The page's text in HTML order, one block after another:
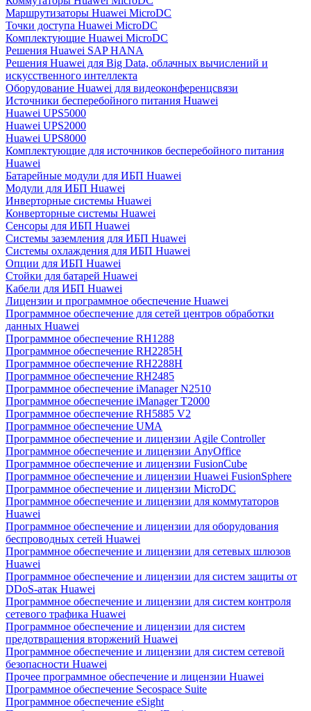
Маршрутизаторы Huawei MicroDC
Точки доступа Huawei MicroDC
Комплектующие Huawei MicroDC
Решения Huawei SAP HANA
Решения Huawei для Big Data, облачных вычислений и
искусственного интеллекта
Оборудование Huawei для видеоконференцсвязи
Источники бесперебойного питания Huawei
Huawei UPS5000
Huawei UPS2000
Huawei UPS8000
Комплектующие для источников бесперебойного питания
Huawei
Батарейные модули для ИБП Huawei
Модули для ИБП Huawei
Инверторные системы Huawei
Конверторные системы Huawei
Сенсоры для ИБП Huawei
Системы заземления для ИБП Huawei
Системы охлаждения для ИБП Huawei
Опции для ИБП Huawei
Стойки для батарей Huawei
Кабели для ИБП Huawei
Лицензии и программное обеспечение Huawei
Программное обеспечение для сетей центров обработки
данных Huawei
Программное обеспечение RH1288
Программное обеспечение RH2285H
Программное обеспечение RH2288H
Программное обеспечение RH2485
Программное обеспечение iManager N2510
Программное обеспечение iManager T2000
Программное обеспечение RH5885 V2
Программное обеспечение UMA
Программное обеспечение и лицензии Agile Controller
Программное обеспечение и лицензии AnyOffice
Программное обеспечение и лицензии FusionCube
Программное обеспечение и лицензии Huawei FusionSphere
Программное обеспечение и лицензии MicroDC
Программное обеспечение и лицензии для коммутаторов
Huawei
Программное обеспечение и лицензии для оборудования
беспроводных сетей Huawei
Программное обеспечение и лицензии для сетевых шлюзов
Huawei
Программное обеспечение и лицензии для систем защиты от
DDoS-атак Huawei
Программное обеспечение и лицензии для систем контроля
сетевого трафика Huawei
Программное обеспечение и лицензии для систем
предотвращения вторжений Huawei
Программное обеспечение и лицензии для систем сетевой
безопасности Huawei
Прочее программное обеспечение и лицензии Huawei
Программное обеспечение Secospace Suite
Программное обеспечение eSight